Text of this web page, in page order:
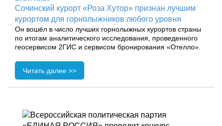
Сочинский курорт «Роза Хутор» признан лучшим
курортом для горнолыжников любого уровня
Он вошёл в число лучших горнолыжных курортов страны
по итогам аналитического исследования, проведенного
геосервисом 2ГИС и сервисом бронирования «Отелло».
Читать далее >>